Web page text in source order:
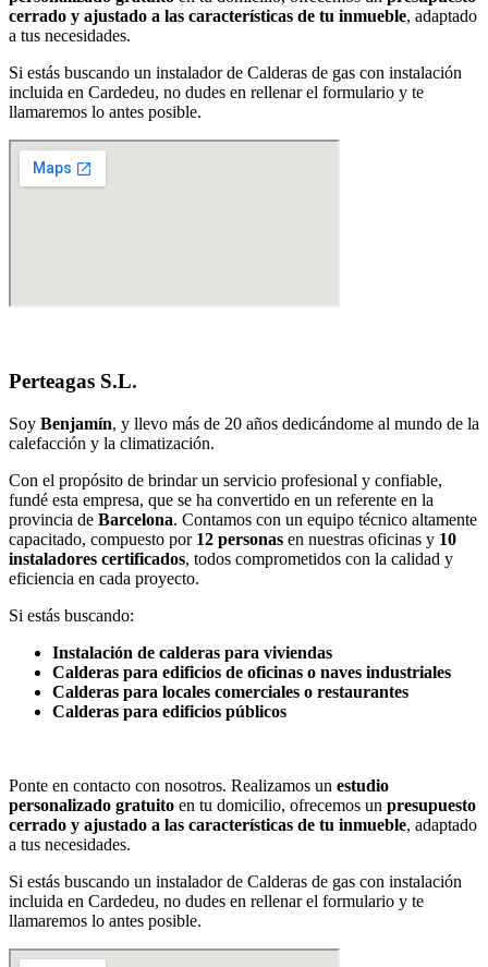
cerrado y ajustado a las características de tu inmueble, adaptado
a tus necesidades.
Si estás buscando un instalador de Calderas de gas con instalación
incluida en Cardedeu, no dudes en rellenar el formulario y te
llamaremos lo antes posible.
Perteagas S.L.
Soy Benjamín, y llevo más de 20 años dedicándome al mundo de la
calefacción y la climatización.
Con el propósito de brindar un servicio profesional y confiable,
fundé esta empresa, que se ha convertido en un referente en la
provincia de Barcelona. Contamos con un equipo técnico altamente
capacitado, compuesto por 12 personas en nuestras oficinas y 10
instaladores certificados, todos comprometidos con la calidad y
eficiencia en cada proyecto.
Si estás buscando:
Instalación de calderas para viviendas
Calderas para edificios de oficinas o naves industriales
Calderas para locales comerciales o restaurantes
Calderas para edificios públicos
Ponte en contacto con nosotros. Realizamos un estudio
personalizado gratuito en tu domicilio, ofrecemos un presupuesto
cerrado y ajustado a las características de tu inmueble, adaptado
a tus necesidades.
Si estás buscando un instalador de Calderas de gas con instalación
incluida en Cardedeu, no dudes en rellenar el formulario y te
llamaremos lo antes posible.